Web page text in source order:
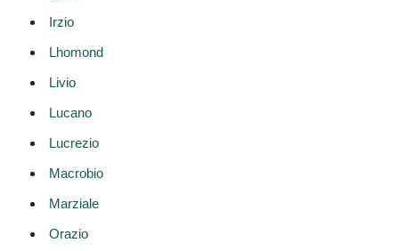
Irzio
Lhomond
Livio
Lucano
Lucrezio
Macrobio
Marziale
Orazio